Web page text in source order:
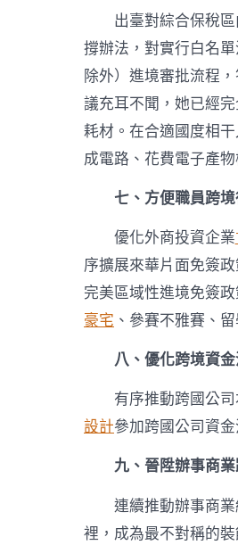
出臺對綜合保稅
撐辦法，對實行白名
除外）進境審批流程
議充耳不聞，她已經
耗材。在合適國度相
成電路、花費電子產
七、方便職員跨
優化外商投資企業
序擴展來華片面免簽
完美區域性進境免簽
豪宅 、參賽不雅賽、
八、優化跨境資
有序推動跨國公
設計參加跨國公司資
九、晉陞辦事商
連續推動辦事商
裡，成為最不對稱的